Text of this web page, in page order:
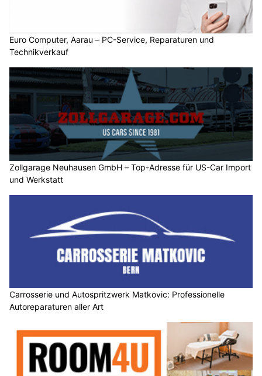
Euro Computer, Aarau – PC-Service, Reparaturen und
Technikverkauf
Zollgarage Neuhausen GmbH – Top-Adresse für US-Car Import
und Werkstatt
Carrosserie und Autospritzwerk Matkovic: Professionelle
Autoreparaturen aller Art